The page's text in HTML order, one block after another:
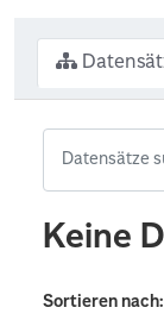
Keine
Sortieren nach